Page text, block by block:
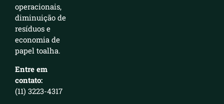
operacionais,
diminuição de
resíduos e
economia de
papel toalha.
Entre em
contato:
(11) 3223-4317